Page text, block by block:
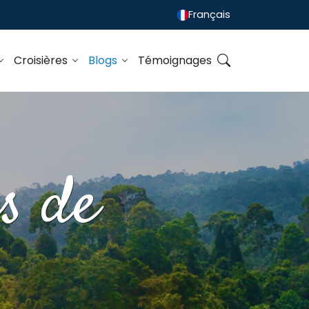
Français
Croisières Blogs Témoignages
de